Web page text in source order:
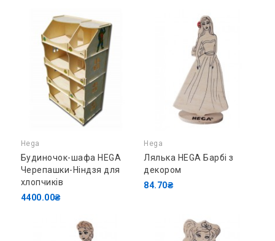
Hega
Будиночок-шафа HEGA
Черепашки-Ніндзя для
хлопчиків
4400.00₴
Hega
Лялька HEGA Барбі з
декором
84.70₴